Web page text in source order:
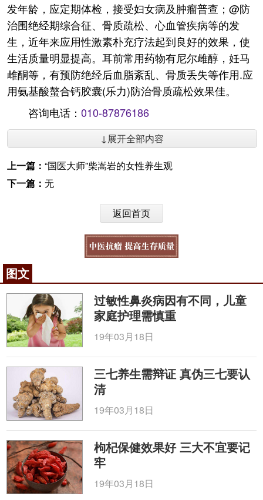
发年龄，应定期体检，接受妇女病及肿瘤普查；@防
治围绝经期综合征、骨质疏松、心血管疾病等的发
生，近年来应用性激素朴充疗法起到良好的效果，使
生活质量明显提高。耳前常用药物有尼尔雌醇，妊马
雌酮等，有预防绝经后血脂紊乱、骨质丢失等作用.应
用氨基酸螯合钙胶囊(乐力)防治骨质疏松效果佳。
咨询电话： 010-87876186
↓展开全部内容
上一篇： “国医大师”柴嵩岩的女性养生观
下一篇： 无
返回首页
图文
过敏性鼻炎病因有不同，儿童
家庭护理需慎重
19年03月18日
三七养生需辩证 真伪三七要认
清
19年03月18日
枸杞保健效果好 三大不宜要记
牢
19年03月18日